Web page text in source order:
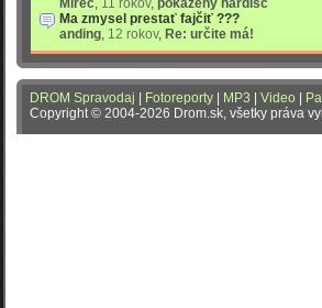
Mirec, 11 rokov, pokazeny hardisc
Ma zmysel prestať fajčiť ???
anding, 12 rokov, Re: určite má!
DROM Spravodaj Fotoreporty MP3 Video
Copyright © 2004-2026 Drom.sk, všetky práva